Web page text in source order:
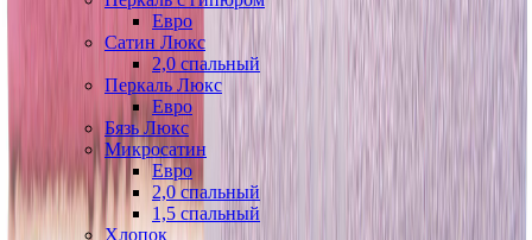
Евро
Сатин Люкс
2,0 спальный
Перкаль Люкс
Евро
Бязь Люкс
Микросатин
Евро
2,0 спальный
1,5 спальный
Хлопок